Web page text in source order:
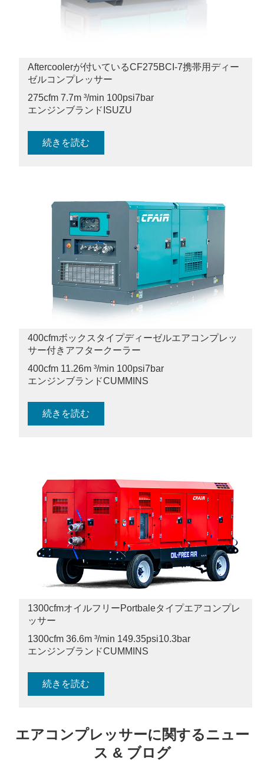
Aftercoolerが付いているCF275BCI-7携帯用ディー
ゼルコンプレッサー
275cfm 7.7m ³/min 100psi7bar
エンジンブランドISUZU
続きを読む
400cfmボックスタイプディーゼルエアコンプレッ
サー付きアフタークーラー
400cfm 11.26m ³/min 100psi7bar
エンジンブランドCUMMINS
続きを読む
1300cfmオイルフリーPortbaleタイプエアコンプレ
ッサー
1300cfm 36.6m ³/min 149.35psi10.3bar
エンジンブランドCUMMINS
続きを読む
エアコンプレッサーに関するニュー
ス & ブログ